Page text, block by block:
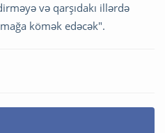
və qarşıdakı illərdə
kömək edəcək".